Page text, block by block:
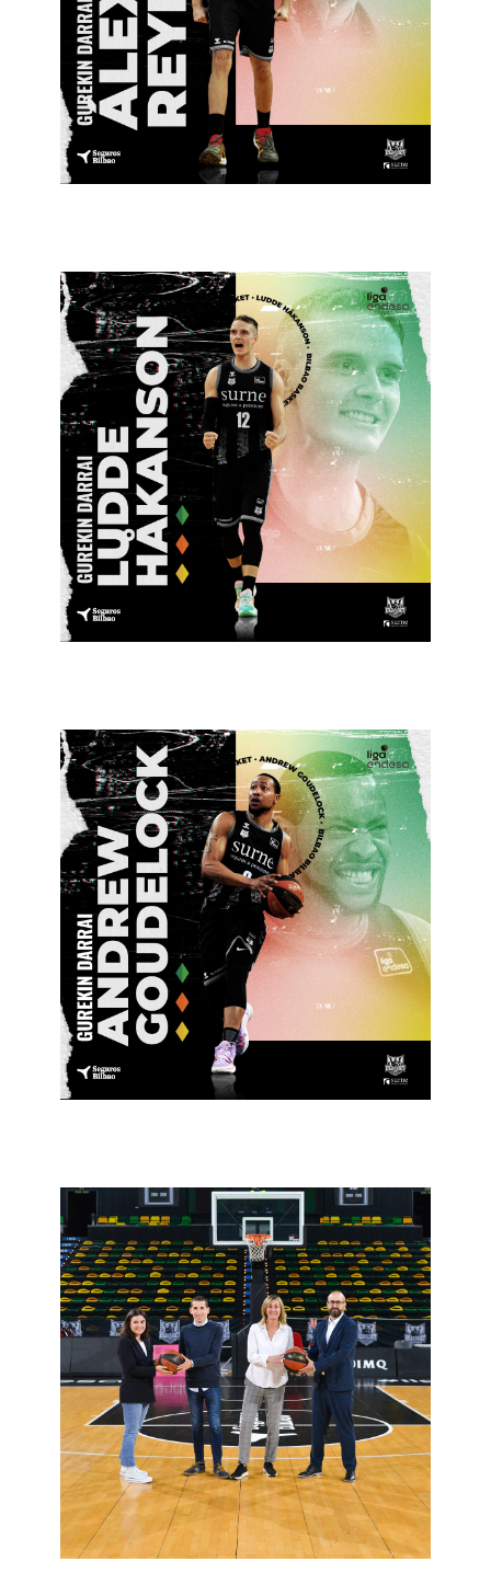
3 de ekaina de 2022
Bilbao Basket
31 de maiatza de 2022
Bilbao Basket
27 de maiatza de 2022
Bilbao Basket
24 de maiatza de 2022
Bilbao Basket
2022